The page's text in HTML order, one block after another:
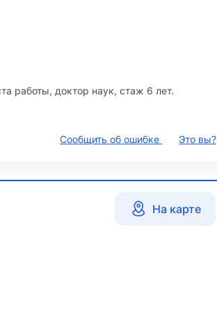
работы, доктор наук, стаж 6 лет.
Сообщить об ошибке Это вы?
На карте